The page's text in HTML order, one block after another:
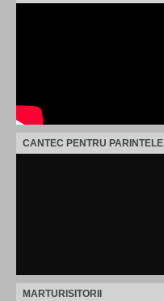
CANTEC PENTRU PARINTELE
MARTURISITORII